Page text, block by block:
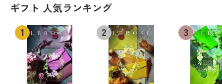
ギフト 人気ランキング